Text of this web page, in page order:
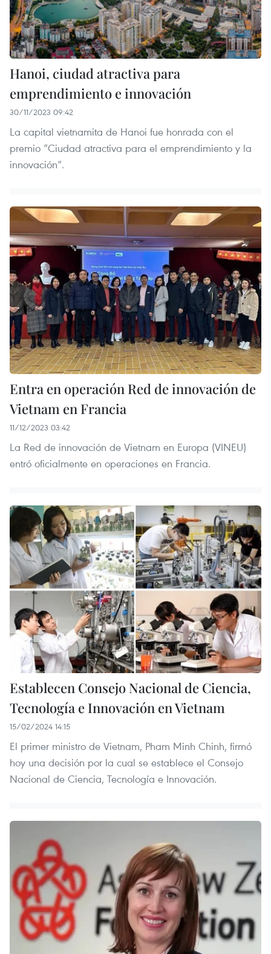
Hanoi, ciudad atractiva para
emprendimiento e innovación
30/11/2023 09:42
La capital vietnamita de Hanoi fue honrada con el
premio “Ciudad atractiva para el emprendimiento y la
innovación”.
Entra en operación Red de innovación de
Vietnam en Francia
11/12/2023 03:42
La Red de innovación de Vietnam en Europa (VINEU)
entró oficialmente en operaciones en Francia.
Establecen Consejo Nacional de Ciencia,
Tecnología e Innovación en Vietnam
15/02/2024 14:15
El primer ministro de Vietnam, Pham Minh Chinh, firmó
hoy una decisión por la cual se establece el Consejo
Nacional de Ciencia, Tecnología e Innovación.